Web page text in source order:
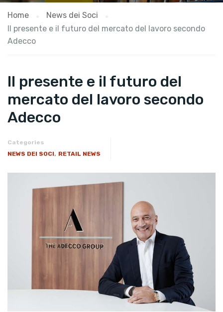
Home
News dei Soci
Il presente e il futuro del mercato del lavoro secondo
Adecco
Il presente e il futuro del
mercato del lavoro secondo
Adecco
Categories
NEWS DEI SOCI, RETAIL NEWS